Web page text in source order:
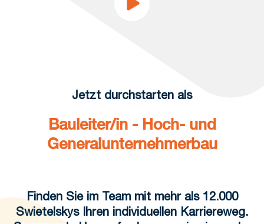
Jetzt durchstarten als
Bauleiter/in - Hoch- und
Generalunternehmerbau
Finden Sie im Team mit mehr als 12.000
Swietelskys Ihren individuellen Karriereweg.